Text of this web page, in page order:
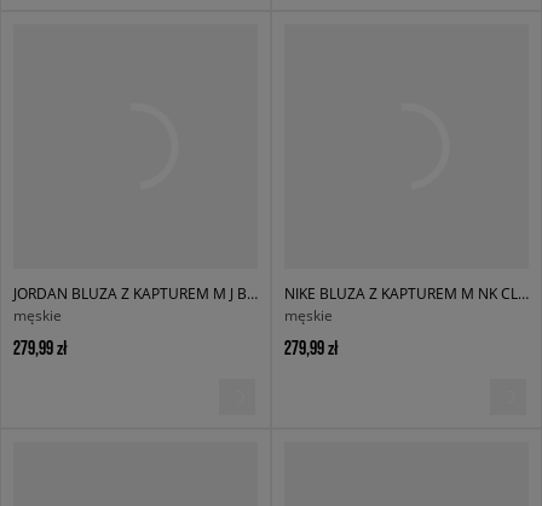
JORDAN BLUZA Z KAPTUREM M J BRK ST PO HD BB
męskie
279,99 zł
NIKE BLUZA Z KAPTUREM M NK CLUB BB PO HOODIE
męskie
279,99 zł